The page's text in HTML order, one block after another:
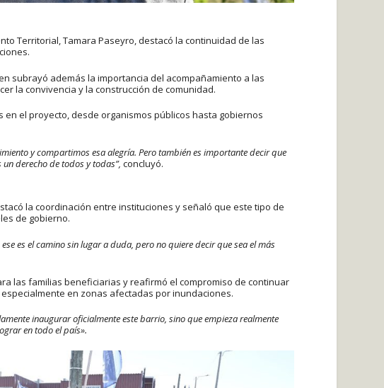
Territorial, Tamara Paseyro, destacó la continuidad de las
subrayó además la importancia del acompañamiento a las
la convivencia y la construcción de comunidad.
el proyecto, desde organismos públicos hasta gobiernos
y compartimos esa alegría. Pero también es importante decir que
derecho de todos y todas”, concluyó.
la coordinación entre instituciones y señaló que este tipo de
de gobierno.
es el camino sin lugar a duda, pero no quiere decir que sea el más
las familias beneficiarias y reafirmó el compromiso de continuar
en zonas afectadas por inundaciones.
inaugurar oficialmente este barrio, sino que empieza realmente
en todo el país».